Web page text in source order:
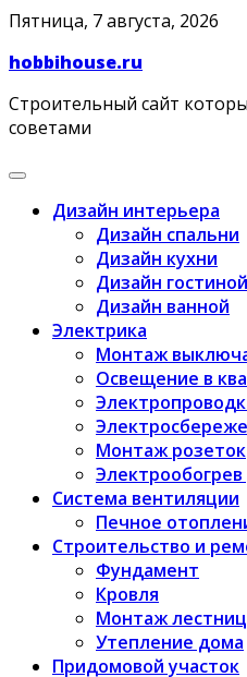
Skip
content
Пятница, 7 августа, 2026
hobbihouse.ru
Строительный сайт
советами
Дизайн интерьера
Дизайн спальни
Дизайн кухни
Дизайн гостиной
Дизайн ванной
Электрика
Монтаж
Освещение в
Монтаж розеток
Система вентиляции
Печное
Строительство и
Фундамент
Кровля
Монтаж лестниц
Утепление дома
Придомовой участок